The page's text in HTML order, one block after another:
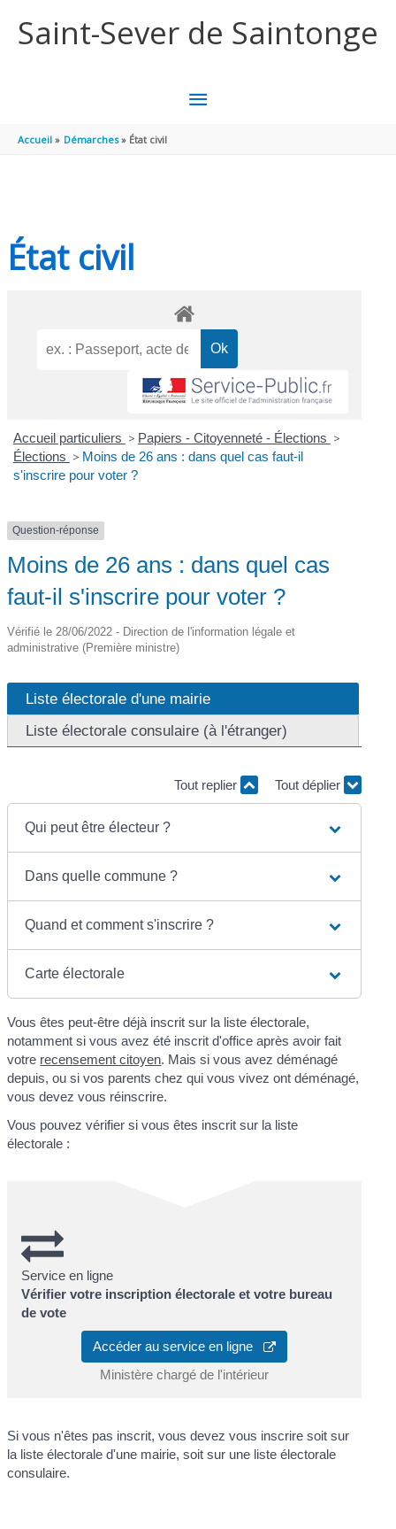
Saint-Sever de Saintonge
MENU
Accueil Démarches État civil
État civil
Accueil particuliers > Papiers - Citoyenneté - Élections >
Élections > Moins de 26 ans : dans quel cas faut-il
s'inscrire pour voter ?
Question-réponse
Moins de 26 ans : dans quel cas
faut-il s'inscrire pour voter ?
Vérifié le 28/06/2022 - Direction de l'information légale et
administrative (Première ministre)
Liste électorale d'une mairie
Liste électorale consulaire (à l'étranger)
Tout replier Tout déplier
Qui peut être électeur ?
Dans quelle commune ?
Quand et comment s'inscrire ?
Carte électorale
Vous êtes peut-être déjà inscrit sur la liste électorale,
notamment si vous avez été inscrit d'office après avoir fait
votre recensement citoyen. Mais si vous avez déménagé
depuis, ou si vos parents chez qui vous vivez ont déménagé,
vous devez vous réinscrire.
Vous pouvez vérifier si vous êtes inscrit sur la liste
électorale :
Service en ligne
Vérifier votre inscription électorale et votre bureau
de vote
Accéder au service en ligne
Ministère chargé de l'intérieur
Si vous n'êtes pas inscrit, vous devez vous inscrire soit sur
la liste électorale d'une mairie, soit sur une liste électorale
consulaire.